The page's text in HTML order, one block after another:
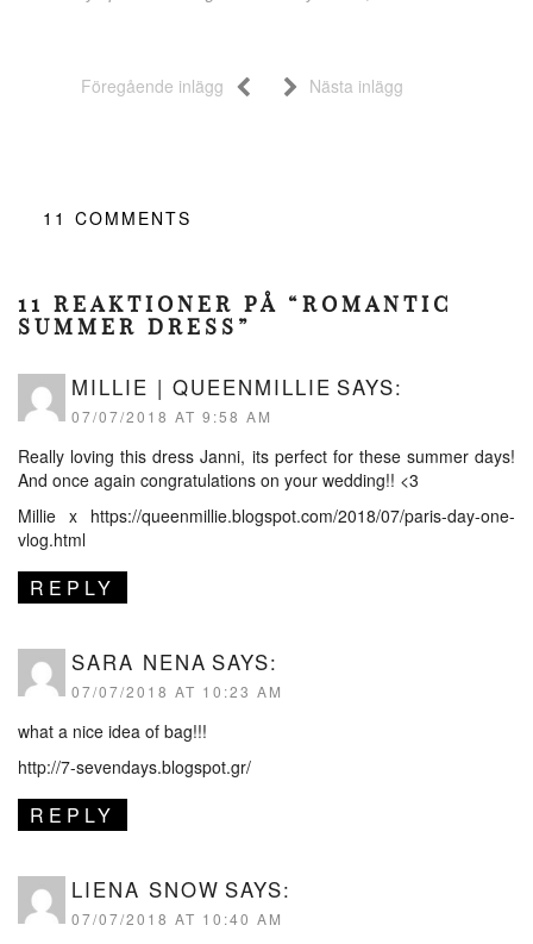
Föregående inlägg Nästa inlägg
11 COMMENTS
11 REAKTIONER PÅ “ROMANTIC
SUMMER DRESS”
MILLIE | QUEENMILLIE SAYS:
07/07/2018 AT 9:58 AM
Really loving this dress Janni, its perfect for these summer days!
And once again congratulations on your wedding!! <3
Millie x https://queenmillie.blogspot.com/2018/07/paris-day-one-
vlog.html
REPLY
SARA NENA SAYS:
07/07/2018 AT 10:23 AM
what a nice idea of bag!!!
http://7-sevendays.blogspot.gr/
REPLY
LIENA SNOW SAYS:
07/07/2018 AT 10:40 AM